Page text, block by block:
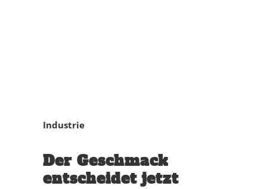
Industrie
Der Geschmack
entscheidet jetzt